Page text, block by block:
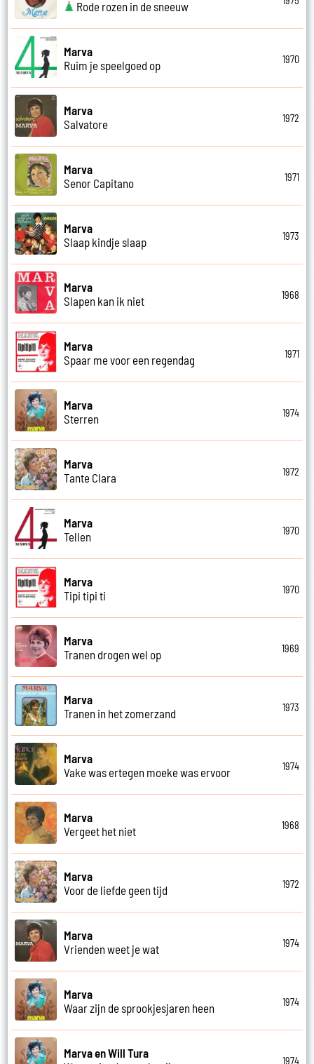
Rode rozen in de sneeuw
Marva
Ruim je speelgoed op
1970
Marva
Salvatore
1972
Marva
Senor Capitano
1971
Marva
Slaap kindje slaap
1973
Marva
Slapen kan ik niet
1968
Marva
Spaar me voor een regendag
1971
Marva
Sterren
1974
Marva
Tante Clara
1972
Marva
Tellen
1970
Marva
Tipi tipi ti
1970
Marva
Tranen drogen wel op
1969
Marva
Tranen in het zomerzand
1973
Marva
Vake was ertegen moeke was ervoor
1974
Marva
Vergeet het niet
1968
Marva
Voor de liefde geen tijd
1972
Marva
Vrienden weet je wat
1974
Marva
Waar zijn de sprookjesjaren heen
1974
Marva en Will Tura
1974